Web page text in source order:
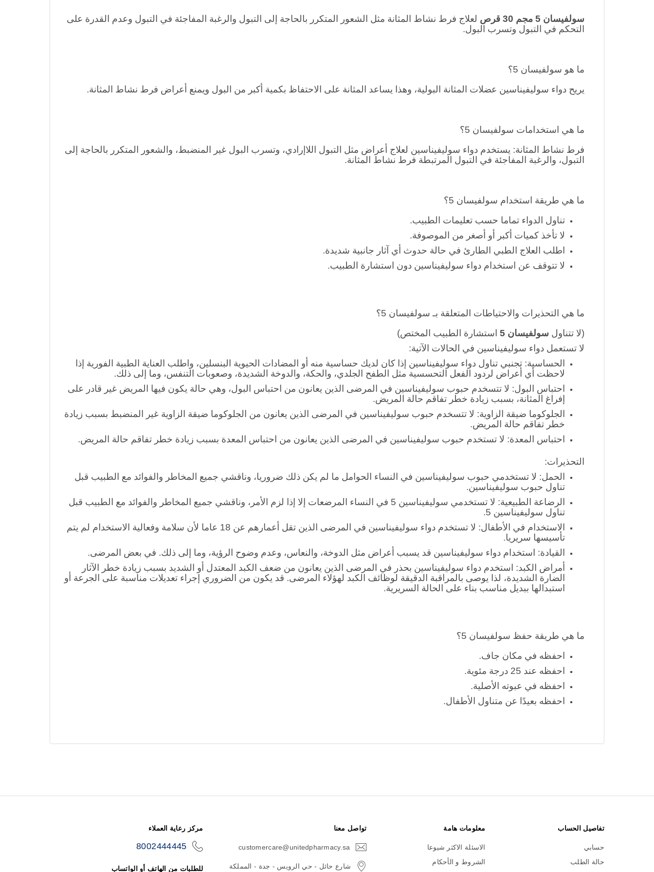
سولفيسان 5 مجم 30 قرص
لعلاج فرط نشاط المثانة مثل الشعور المتكرر بالحاجة إلى التبول والرغبة المفاجئة في التبول وعدم القدرة على
التحكم في التبول وتسرب البول.
ما هو سولفيسان 5؟
يريح دواء سوليفيناسين عضلات المثانة البولية، وهذا يساعد المثانة على الاحتفاظ بكمية أكبر من البول ويمنع أعراض فرط نشاط المثانة.
ما هي استخدامات سولفيسان 5؟
فرط نشاط المثانة: يستخدم دواء سوليفيناسين لعلاج أعراض مثل التبول اللاإرادي، وتسرب البول غير المنضبط، والشعور المتكرر بالحاجة إلى
التبول، والرغبة المفاجئة في التبول المرتبطة فرط نشاط المثانة.
ما هي طريقة استخدام سولفيسان 5؟
تناول الدواء تماما حسب تعليمات الطبيب.
لا تأخذ كميات أكبر أو أصغر من الموصوفة.
اطلب العلاج الطبي الطارئ في حالة حدوث أي آثار جانبية شديدة.
لا تتوقف عن استخدام دواء سوليفيناسين دون استشارة الطبيب.
ما هي التحذيرات والاحتياطات المتعلقة بـ سولفيسان 5؟
(لا تتناول سولفيسان 5
استشارة الطبيب المختص)
لا تستعمل دواء سوليفيناسين في الحالات الآتية:
الحساسية: تجنبي تناول دواء سوليفيناسين إذا كان لديك حساسية منه أو المضادات الحيوية البنسلين، واطلب العناية الطبية الفورية إذا
لاحظت أي أعراض لردود الفعل التحسسية مثل الطفح الجلدي، والحكة، والدوخة الشديدة، وصعوبات التنفس، وما إلى ذلك.
احتباس البول: لا تتسخدم حبوب سوليفيناسين في المرضى الذين يعانون من احتباس البول، وهي حالة يكون فيها المريض غير قادر على
إفراغ المثانة، بسبب زيادة خطر تفاقم حالة المريض.
الجلوكوما ضيقة الزاوية: لا تتسخدم حبوب سوليفيناسين في المرضى الذين يعانون من الجلوكوما ضيقة الزاوية غير المنضبط بسبب زيادة
خطر تفاقم حالة المريض.
احتباس المعدة: لا تستخدم حبوب سوليفيناسين في المرضى الذين يعانون من احتباس المعدة بسبب زيادة خطر تفاقم حالة المريض.
التحذيرات:
الحمل: لا تستخدمي حبوب سوليفيناسين في النساء الحوامل ما لم يكن ذلك ضروريا، وناقشي جميع المخاطر والفوائد مع الطبيب قبل
تناول حبوب سوليفيناسين.
الرضاعة الطبيعية: لا تستخدمي سوليفيناسين 5 في النساء المرضعات إلا إذا لزم الأمر، وناقشي جميع المخاطر والفوائد مع الطبيب قبل
تناول سوليفيناسين 5.
الاستخدام في الأطفال: لا تستخدم دواء سوليفيناسين في المرضى الذين تقل أعمارهم عن 18 عاما لأن سلامة وفعالية الاستخدام لم يتم
تأسيسها سريريا.
القيادة: استخدام دواء سوليفيناسين قد يسبب أعراض مثل الدوخة، والنعاس، وعدم وضوح الرؤية، وما إلى ذلك. في بعض المرضى.
أمراض الكبد: استخدم دواء سوليفيناسين بحذر في المرضى الذين يعانون من ضعف الكبد المعتدل أو الشديد بسبب زيادة خطر الآثار
الضارة الشديدة، لذا يوصى بالمراقبة الدقيقة لوظائف الكبد لهؤلاء المرضى. قد يكون من الضروري إجراء تعديلات مناسبة على الجرعة أو
استبدالها ببديل مناسب بناء على الحالة السريرية.
ما هي طريقة حفظ سولفيسان 5؟
احفظه في مكان جاف.
احفظه عند 25 درجة مئوية.
احفظه في عبوته الأصلية.
احفظه بعيدًا عن متناول الأطفال.
تفاصيل الحساب
حسابي
حالة الطلب
معلومات هامة
الاسئلة الاكثر شيوعا
الشروط و الأحكام
تواصل معنا
customercare@unitedpharmacy.sa
شارع حائل - حي الرويس - جدة - المملكة
مركز رعاية العملاء
8002444445
للطلبات من الهاتف أو الواتساب